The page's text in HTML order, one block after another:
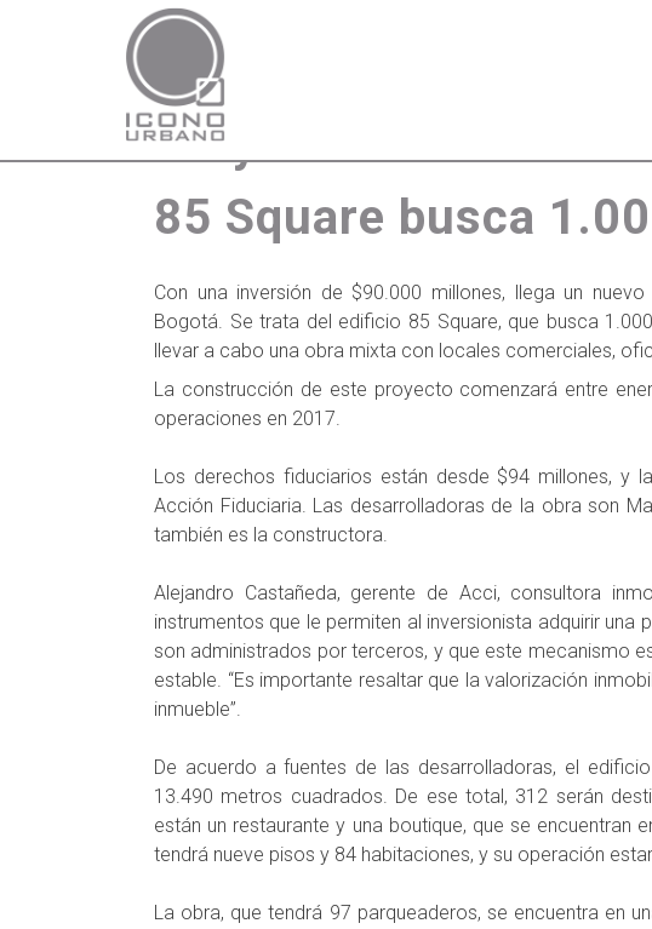
Proyecto de
85 Square busca
Con una inversión de $90.000 millones, llega un
Bogotá. Se trata del edificio 85 Square, que busca
llevar a cabo una obra mixta con locales comerciales,
La construcción de este proyecto comenzará entre
operaciones en 2017.
Los derechos fiduciarios están desde $94 millones, y
Acción Fiduciaria. Las desarrolladoras de la obra son
también es la constructora.
Alejandro Castañeda, gerente de Acci, consultora
instrumentos que le permiten al inversionista adquirir
son administrados por terceros, y que este mecanismo
estable. “Es importante resaltar que la valorización
inmueble”.
De acuerdo a fuentes de las desarrolladoras, el
13.490 metros cuadrados. De ese total, 312 serán
están un restaurante y una boutique, que se encuentran
tendrá nueve pisos y 84 habitaciones, y su operación
La obra, que tendrá 97 parqueaderos, se encuentra en